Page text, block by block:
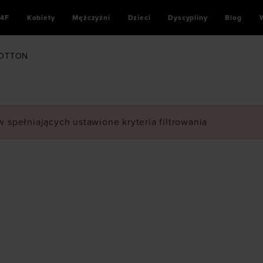
4F Kobiety Mężczyźni Dzieci Dyscypliny Blog
spełniających ustawione kryteria filtrowania